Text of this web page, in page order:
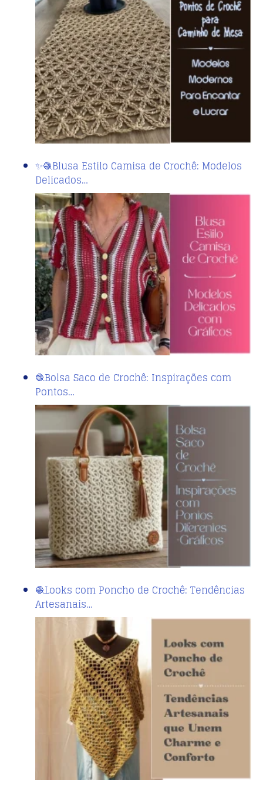
✨🧶Blusa Estilo Camisa de Crochê: Modelos
Delicados…
🧶Bolsa Saco de Crochê: Inspirações com
Pontos…
🧶Looks com Poncho de Crochê: Tendências
Artesanais…